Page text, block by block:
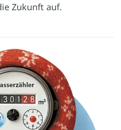
Zukunft auf.